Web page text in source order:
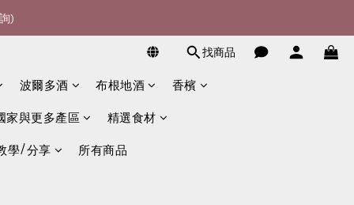
)
)
)
找商品
波爾多酒 布根地酒 香檳
家與更多產區 精選食材
學/分享 所有商品